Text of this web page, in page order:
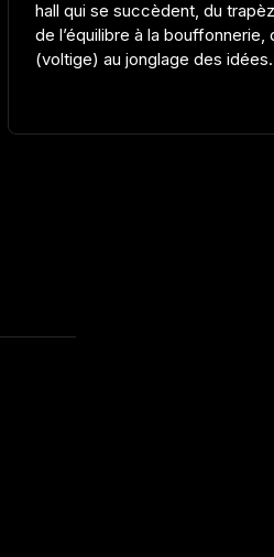
hall qui se succèdent, du
de l’équilibre à la bouffonnerie,
(voltige) au jonglage des